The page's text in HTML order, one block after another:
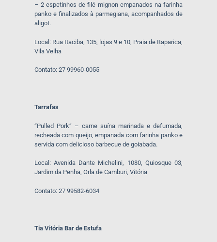
– 2 espetinhos de filé mignon empanados na farinha
panko e finalizados à parmegiana, acompanhados de
aligot.
Local: Rua Itaciba, 135, lojas 9 e 10, Praia de Itaparica,
Vila Velha
Contato: 27 99960-0055
Tarrafas
“Pulled Pork” – carne suína marinada e defumada,
recheada com queijo, empanada com farinha panko e
servida com delicioso barbecue de goiabada.
Local: Avenida Dante Michelini, 1080, Quiosque 03,
Jardim da Penha, Orla de Camburi, Vitória
Contato: 27 99582-6034
Tia Vitória Bar de Estufa